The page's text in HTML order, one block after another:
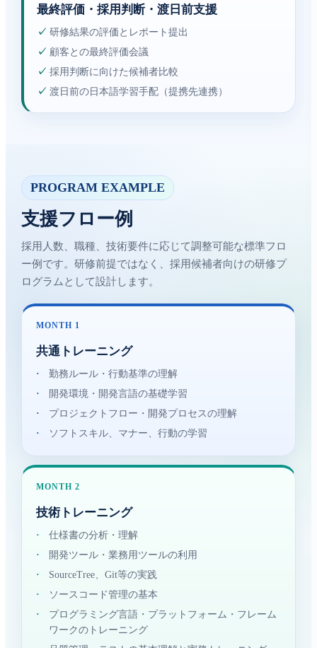
最終評価・採用判断・渡日前支援
✓ 研修結果の評価とレポート提出
✓ 顧客との最終評価会議
✓ 採用判断に向けた候補者比較
✓ 渡日前の日本語学習手配（提携先連携）
PROGRAM EXAMPLE
支援フロー例
採用人数、職種、技術要件に応じて調整可能な標準フロ
ー例です。研修前提ではなく、採用候補者向けの研修プ
ログラムとして設計します。
MONTH 1
共通トレーニング
·
勤務ルール・行動基準の理解
·
開発環境・開発言語の基礎学習
·
プロジェクトフロー・開発プロセスの理解
·
ソフトスキル、マナー、行動の学習
MONTH 2
技術トレーニング
·
仕様書の分析・理解
·
開発ツール・業務用ツールの利用
·
SourceTree、Git等の実践
·
ソースコード管理の基本
·
プログラミング言語・プラットフォーム・フレーム
ワークのトレーニング